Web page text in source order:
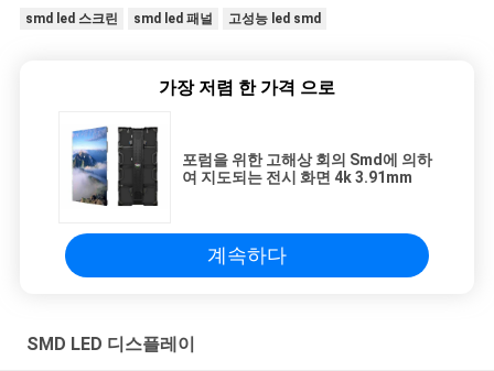
smd led 스크린 smd led 패널 고성능 led smd
가장 저렴 한 가격 으로
포럼을 위한 고해상 회의 Smd에 의하
여 지도되는 전시 화면 4k 3.91mm
계속하다
SMD LED 디스플레이